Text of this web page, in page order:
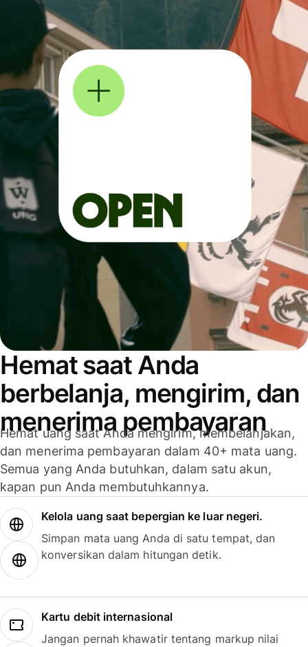
Hemat saat Anda
berbelanja, mengirim, dan
menerima pembayaran
Hemat uang saat Anda mengirim, membelanjakan,
dan menerima pembayaran dalam 40+ mata uang.
Semua yang Anda butuhkan, dalam satu akun,
kapan pun Anda membutuhkannya.
Kelola uang saat bepergian ke luar negeri.
Simpan mata uang Anda di satu tempat, dan
konversikan dalam hitungan detik.
Kartu debit internasional
Jangan pernah khawatir tentang markup nilai